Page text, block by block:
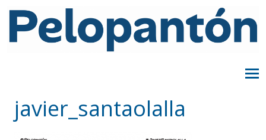
javier_santaolalla